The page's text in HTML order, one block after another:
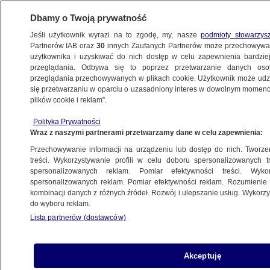
BIZNES
ZE ŚWIATA
Niemiecki dziennik ocenia sytuację
w Polsce
9.07.2021, 13:07
Udostępnij
Dbamy o Twoją prywatność
Jeśli użytkownik wyrazi na to zgodę, my, naszepodmioty
Partnerów IAB oraz30 innych Zaufanych Partnerów może
użytkownika i uzyskiwać do nich dostęp w celu zapewnienia
przeglądania. Odbywa się to poprzez przetwarzanie danych
przeglądania przechowywanych w plikach cookie. Użytkownik może
się przetwarzaniu w oparciu o uzasadniony interes w dowolnym
plików cookie i reklam”.
Polityka Prywatności
Wraz z naszymi partnerami przetwarzamy dane w celu zapewnienia:
Przechowywanie informacji na urządzeniu lub dostęp do nich.
treści. Wykorzystywanie profili w celu doboru spersonalizowanych
spersonalizowanych reklam. Pomiar efektywności treści.
spersonalizowanych reklam. Pomiar efektywności reklam.
kombinacji danych z różnych źródeł. Rozwój i ulepszanie usług.
do wyboru reklam.
Lista partnerów (dostawców)
Akceptuję